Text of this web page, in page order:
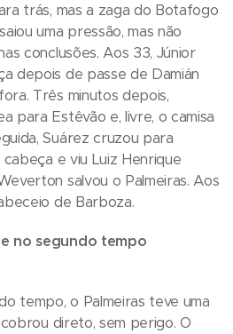
trás, mas a zaga do Botafogo
uma pressão, mas não
conclusões. Aos 33, Júnior
depois de passe de Damián
Três minutos depois,
para Estêvão e, livre, o camisa
Suárez cruzou para
e viu Luiz Henrique
salvou o Palmeiras. Aos
de Barboza.
no segundo tempo
tempo, o Palmeiras teve uma
direto, sem perigo. O